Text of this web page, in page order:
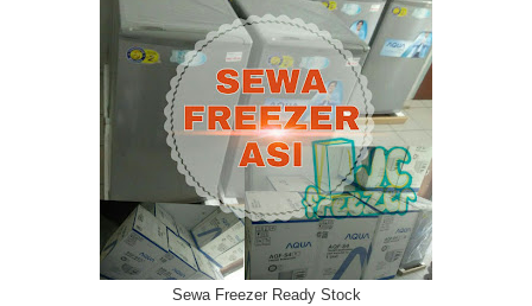
Sewa Freezer Ready Stock